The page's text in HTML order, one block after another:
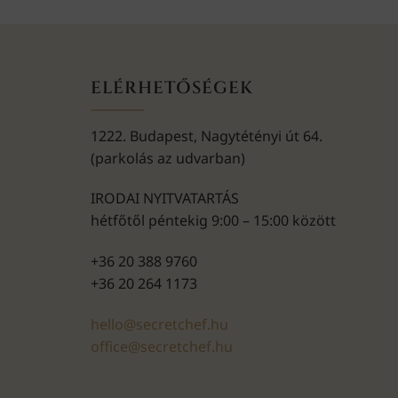
ELÉRHETŐSÉGEK
1222. Budapest, Nagytétényi út 64.
(parkolás az udvarban)
IRODAI NYITVATARTÁS
hétfőtől péntekig 9:00 – 15:00 között
+36 20 388 9760
+36 20 264 1173
hello@secretchef.hu
office@secretchef.hu